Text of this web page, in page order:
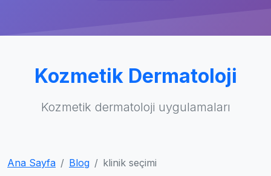
Kozmetik Dermatoloji
Kozmetik dermatoloji uygulamaları
Ana Sayfa Blog klinik seçimi